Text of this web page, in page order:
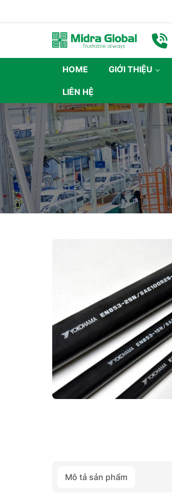
HOME GIỚI THIỆU
LIÊN HỆ
Mô tả sản phẩm